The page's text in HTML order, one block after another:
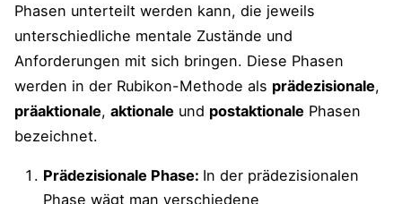
Phase 3: Handeln (Aktionale Phase)
Phase 4: Bewerten (Postaktionale
Phase)
Anwendung in der
Beispiel: Verbesserung der öffentlichen
Phasen unterteilt werden kann, die jeweils
unterschiedliche mentale Zustände und
Anforderungen mit sich bringen. Diese Phasen
werden in der Rubikon-Methode als prädezisionale,
präaktionale, aktionale und postaktionale Phasen
bezeichnet.
Prädezisionale Phase: In der prädezisionalen
Phase wägt man verschiedene